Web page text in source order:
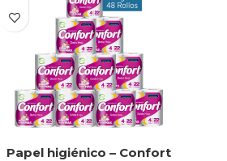
Papel higiénico – Confort